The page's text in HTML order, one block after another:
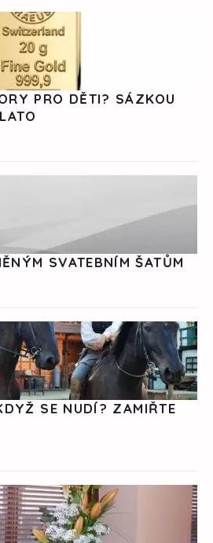
PRO DĚTI? SÁZKOU
SVATEBNÍM ŠATŮM
SE NUDÍ? ZAMIŘTE